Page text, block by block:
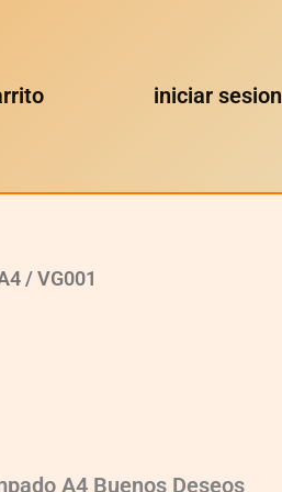
iniciar sesion
/ VG001
A4 Buenos Deseos